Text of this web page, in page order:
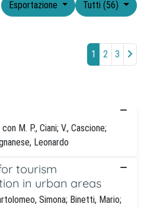
Tutti (56)
Esportazione
1 2 3
M. P., Ciani; V., Cascione;
Leonardo
tourism
in urban areas
Simona; Binetti, Mario;